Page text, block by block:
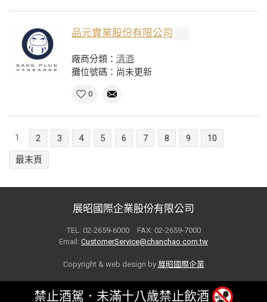
品元實業股份有限公司
廠商分類： 清酒
攤位號碼：尚未更新
0
1 2 3 4 5 6 7 8 9
10
最末頁
展昭國際企業股份有限公司
TEL: 02-2659-6000 FAX: 02-2659-7000
Email: CustomerService@chanchao.com.tw
Copyright & web design by 展昭國際企業
禁止酒駕．未滿十八歲禁止飲酒